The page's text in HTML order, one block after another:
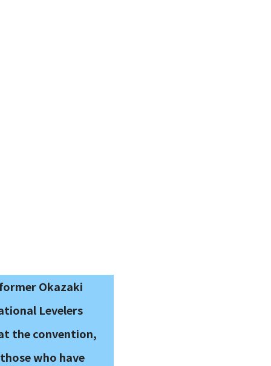
Okazaki
Levelers
the convention,
who have